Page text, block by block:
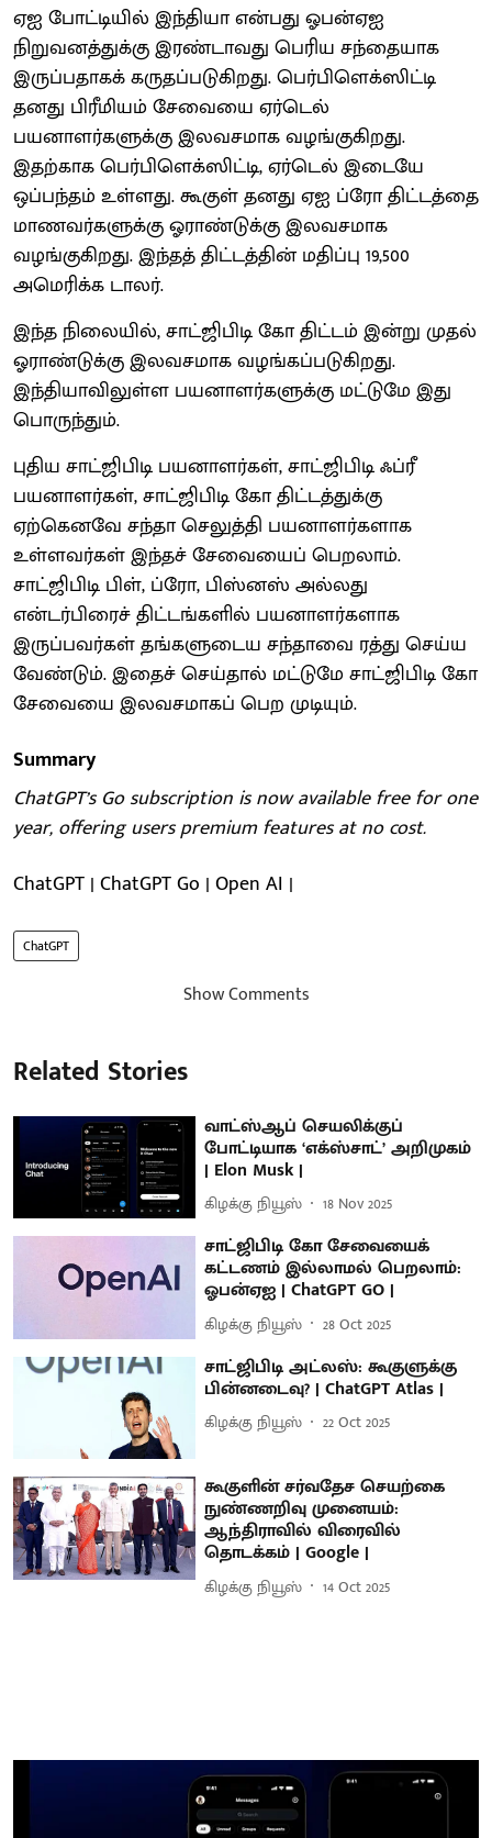
ஏஐ போட்டியில் இந்தியா என்பது ஓபன்ஏஐ
நிறுவனத்துக்கு இரண்டாவது பெரிய சந்தையாக
இருப்பதாகக் கருதப்படுகிறது. பெர்பிளெக்ஸிட்டி
தனது பிரீமியம் சேவையை ஏர்டெல்
பயனாளர்களுக்கு இலவசமாக வழங்குகிறது.
இதற்காக பெர்பிளெக்ஸிட்டி, ஏர்டெல் இடையே
ஒப்பந்தம் உள்ளது. கூகுள் தனது ஏஐ ப்ரோ திட்டத்தை
மாணவர்களுக்கு ஓராண்டுக்கு இலவசமாக
வழங்குகிறது. இந்தத் திட்டத்தின் மதிப்பு 19,500
அமெரிக்க டாலர்.
இந்த நிலையில், சாட்ஜிபிடி கோ திட்டம் இன்று முதல்
ஓராண்டுக்கு இலவசமாக வழங்கப்படுகிறது.
இந்தியாவிலுள்ள பயனாளர்களுக்கு மட்டுமே இது
பொருந்தும்.
புதிய சாட்ஜிபிடி பயனாளர்கள், சாட்ஜிபிடி ஃப்ரீ
பயனாளர்கள், சாட்ஜிபிடி கோ திட்டத்துக்கு
ஏற்கெனவே சந்தா செலுத்தி பயனாளர்களாக
உள்ளவர்கள் இந்தச் சேவையைப் பெறலாம்.
சாட்ஜிபிடி பிள், ப்ரோ, பிஸ்னஸ் அல்லது
என்டர்பிரைச் திட்டங்களில் பயனாளர்களாக
இருப்பவர்கள் தங்களுடைய சந்தாவை ரத்து செய்ய
வேண்டும். இதைச் செய்தால் மட்டுமே சாட்ஜிபிடி கோ
சேவையை இலவசமாகப் பெற முடியும்.
Summary
ChatGPT’s Go subscription is now available free for one
year, offering users premium features at no cost.
ChatGPT | ChatGPT Go | Open AI |
ChatGPT
Show Comments
Related Stories
வாட்ஸ்ஆப் செயலிக்குப்
போட்டியாக ‘எக்ஸ்சாட்’ அறிமுகம்
| Elon Musk |
கிழக்கு நியூஸ் 18 Nov 2025
சாட்ஜிபிடி கோ சேவையைக்
கட்டணம் இல்லாமல் பெறலாம்:
ஓபன்ஏஐ | ChatGPT GO |
கிழக்கு நியூஸ் 28 Oct 2025
சாட்ஜிபிடி அட்லஸ்: கூகுளுக்கு
பின்னடைவு? | ChatGPT Atlas |
கிழக்கு நியூஸ் 22 Oct 2025
கூகுளின் சர்வதேச செயற்கை
நுண்ணறிவு முனையம்:
ஆந்திராவில் விரைவில்
தொடக்கம் | Google |
கிழக்கு நியூஸ் 14 Oct 2025